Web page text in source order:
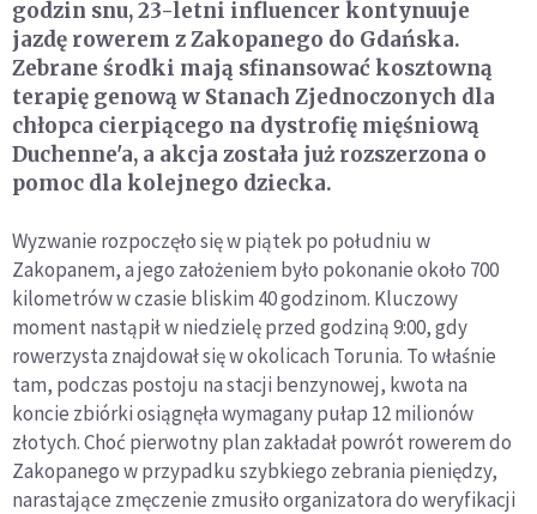
godzin snu, 23-letni influencer kontynuuje
jazdę rowerem z Zakopanego do Gdańska.
Zebrane środki mają sfinansować kosztowną
terapię genową w Stanach Zjednoczonych dla
chłopca cierpiącego na dystrofię mięśniową
Duchenne'a, a akcja została już rozszerzona o
pomoc dla kolejnego dziecka.
Wyzwanie rozpoczęło się w piątek po południu w
Zakopanem, a jego założeniem było pokonanie około 700
kilometrów w czasie bliskim 40 godzinom. Kluczowy
moment nastąpił w niedzielę przed godziną 9:00, gdy
rowerzysta znajdował się w okolicach Torunia. To właśnie
tam, podczas postoju na stacji benzynowej, kwota na
koncie zbiórki osiągnęła wymagany pułap 12 milionów
złotych. Choć pierwotny plan zakładał powrót rowerem do
Zakopanego w przypadku szybkiego zebrania pieniędzy,
narastające zmęczenie zmusiło organizatora do weryfikacji